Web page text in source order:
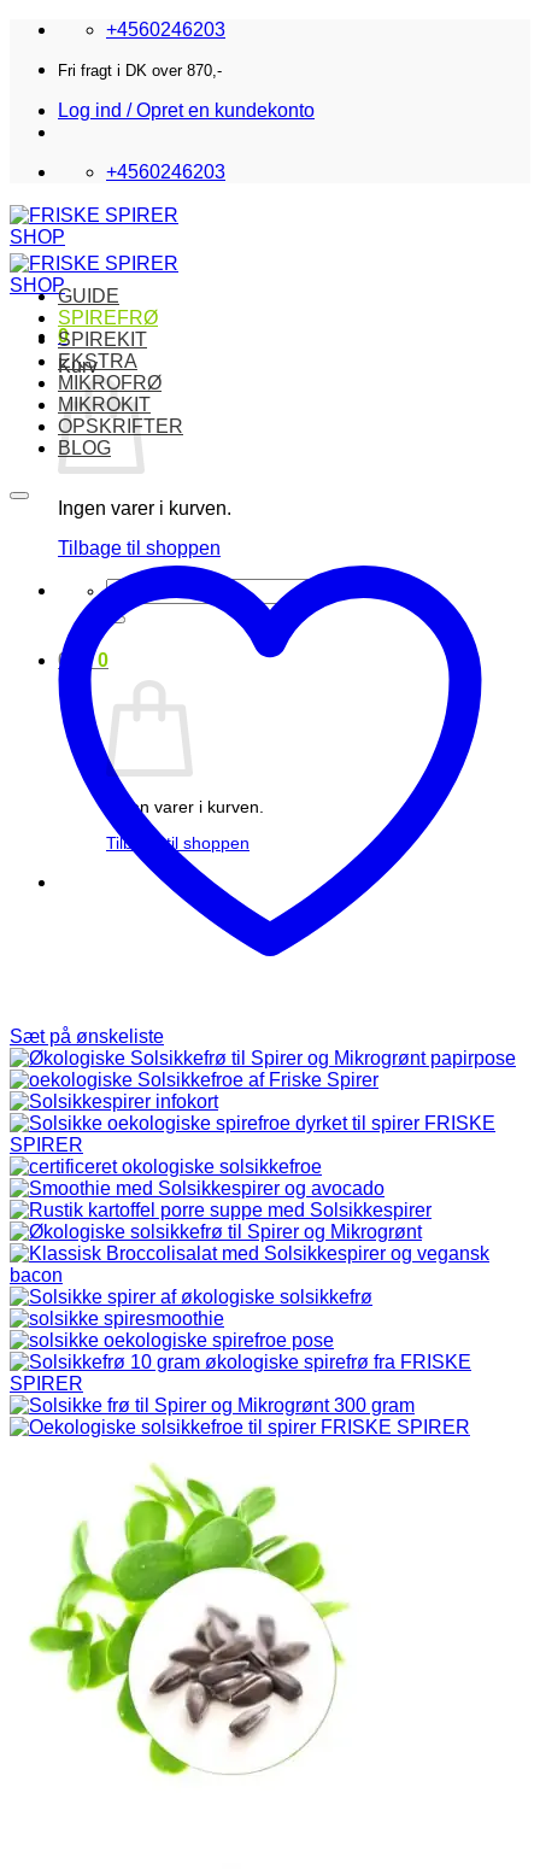
Fortsæt
indhold
+4560246203
Fri fragt i DK over 870,-
Log ind / Opret en kundekonto
+4560246203
0
Kurv
Ingen varer i kurven.
Tilbage til shoppen
Søg
efter:
0 kr. 0
Ingen varer i kurven.
Tilbage til shoppen
GUIDE
SPIREFRØ
SPIREKIT
EKSTRA
MIKROFRØ
MIKROKIT
OPSKRIFTER
BLOG
Sæt på ønskeliste